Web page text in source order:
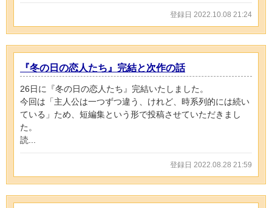
登録日 2022.10.08 21:24
『冬の日の恋人たち』完結と次作の話
26日に『冬の日の恋人たち』完結いたしました。
今回は「主人公は一つずつ違う、けれど、時系列的には続い
ている」ため、短編集という形で投稿させていただきまし
た。
読...
登録日 2022.08.28 21:59